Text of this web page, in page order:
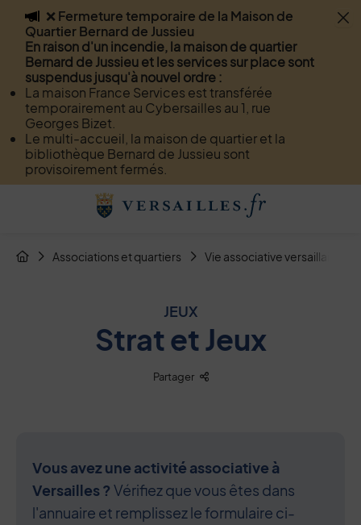
Flash info
❌ Fermeture temporaire de la Maison de
Quartier Bernard de Jussieu
En raison d'un incendie, la maison de quartier
Bernard de Jussieu et les services sur place sont
suspendus jusqu'à nouvel ordre :
La maison France Services est transférée
temporairement au Cybersailles au 1, rue
Georges Bizet.
Le multi-accueil, la maison de quartier et la
bibliothèque Bernard de Jussieu sont
provisoirement fermés.
Menu de raccourcis
Menu
Recherche
Page de contact
Contenu
Retour à l'accueil
Fil d'Arianne de la page
Page d'accueil du site
Associations et quartiers Vie associative versaillaise
JEUX
Strat et Jeux
Partager Liste des liens de partage
Vous avez une activité associative à
Versailles ? Vérifiez que vous êtes dans
l'annuaire et remplissez le formulaire ci-